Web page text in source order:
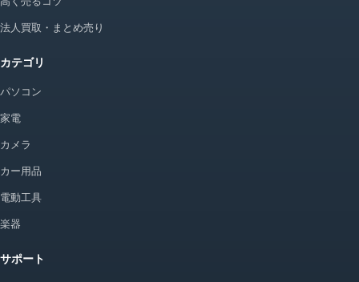
法人買取・まとめ売り
カテゴリ
パソコン
家電
カメラ
カー用品
電動工具
楽器
サポート